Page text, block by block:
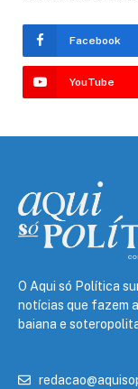
Facebook
YouTube
O Aqui só Política
notícias que fazem
baiana e